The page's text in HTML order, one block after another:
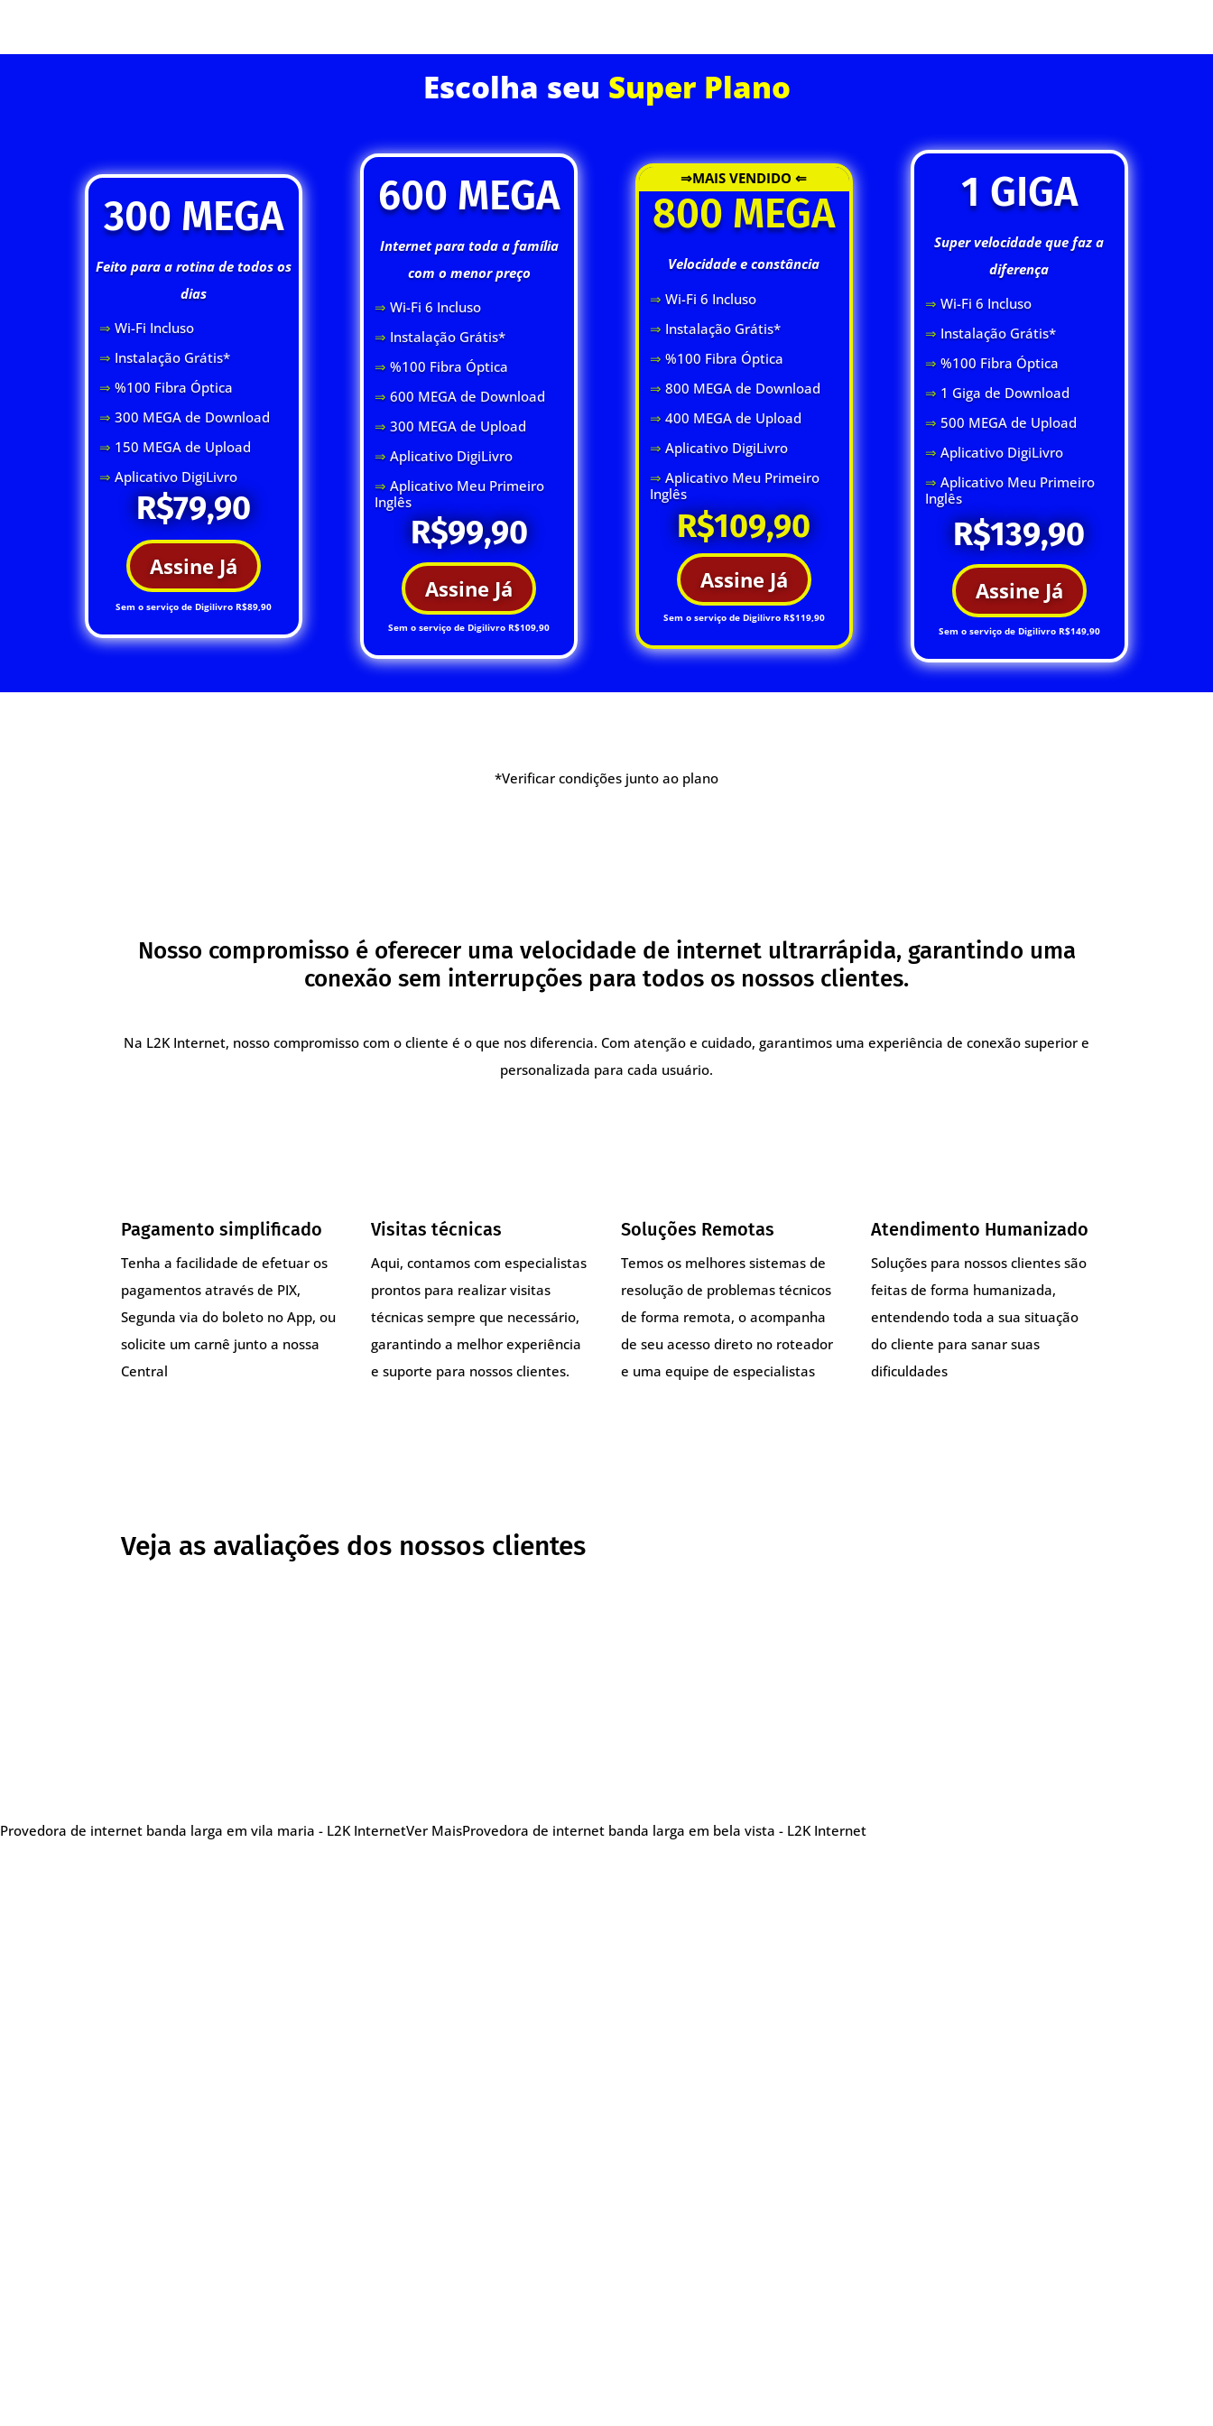
Escolha seu Super Plano
300 MEGA
Feito para a rotina de todos os
dias
⇒ Wi-Fi Incluso
⇒ Instalação Grátis*
⇒ %100 Fibra Óptica
⇒ 300 MEGA de Download
⇒ 150 MEGA de Upload
⇒Aplicativo DigiLivro
R$79,90
Assine Já
Sem o serviço de Digilivro R$89,90
600 MEGA
Internet para toda a família
com o menor preço
⇒ Wi-Fi 6 Incluso
⇒ Instalação Grátis*
⇒ %100 Fibra Óptica
⇒ 600 MEGA de Download
⇒ 300 MEGA de Upload
⇒ Aplicativo DigiLivro
⇒ Aplicativo Meu Primeiro
Inglês
R$99,90
Assine Já
Sem o serviço de Digilivro R$109,90
⇒MAIS VENDIDO ⇐
800 MEGA
Velocidade e constância
⇒ Wi-Fi 6 Incluso
⇒ Instalação Grátis*
⇒ %100 Fibra Óptica
⇒ 800 MEGA de Download
⇒ 400 MEGA de Upload
⇒ Aplicativo DigiLivro
⇒ Aplicativo Meu Primeiro
Inglês
R$109,90
Assine Já
Sem o serviço de Digilivro R$119,90
1 GIGA
Super velocidade que faz a
diferença
⇒ Wi-Fi 6 Incluso
⇒ Instalação Grátis*
⇒ %100 Fibra Óptica
⇒ 1 Giga de Download
⇒ 500 MEGA de Upload
⇒ Aplicativo DigiLivro
⇒ Aplicativo Meu Primeiro
Inglês
R$139,90
Assine Já
Sem o serviço de Digilivro R$149,90
*Verificar condições junto ao plano
Nosso compromisso é oferecer uma velocidade de internet ultrarrápida, garantindo uma
conexão sem interrupções para todos os nossos clientes.
Na L2K Internet, nosso compromisso com o cliente é o que nos diferencia. Com atenção e cuidado, garantimos uma experiência de conexão superior e
personalizada para cada usuário.
Pagamento simplificado
Tenha a facilidade de efetuar os
pagamentos através de PIX,
Segunda via do boleto no App, ou
solicite um carnê junto a nossa
Central
Visitas técnicas
Aqui, contamos com especialistas
prontos para realizar visitas
técnicas sempre que necessário,
garantindo a melhor experiência
e suporte para nossos clientes.
Soluções Remotas
Temos os melhores sistemas de
resolução de problemas técnicos
de forma remota, o acompanha
de seu acesso direto no roteador
e uma equipe de especialistas
Atendimento Humanizado
Soluções para nossos clientes são
feitas de forma humanizada,
entendendo toda a sua situação
do cliente para sanar suas
dificuldades
Veja as avaliações dos nossos clientes
Provedora de internet banda larga em vila maria - L2K InternetVer MaisProvedora de internet banda larga em bela vista - L2K Internet